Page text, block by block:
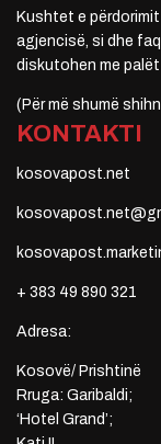
Kushtet e
agjencisë, si dhe
diskutohen me palët
(Për më shumë
KONTAKTI
kosovapost.net
+ 383 49 890 321
Adresa:
Kosovë/ Prishtinë
Rruga: Garibaldi;
‘Hotel Grand’;